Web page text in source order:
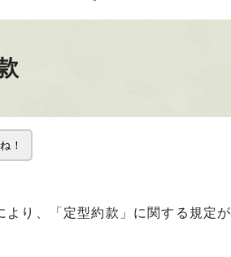
！
り、「定型約款」に関する規定